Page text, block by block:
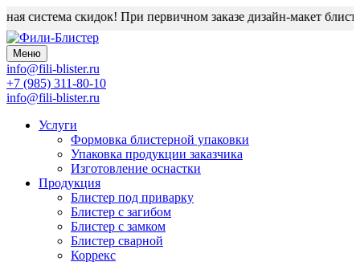
система скидок! При первичном заказе дизайн-макет
Меню
info@fili-blister.ru
+7 (985) 311-80-10
info@fili-blister.ru
Услуги
Формовка блистерной упаковки
Упаковка продукции заказчика
Изготовление оснастки
Продукция
Блистер под приварку
Блистер с загибом
Блистер с замком
Блистер сварной
Коррекс